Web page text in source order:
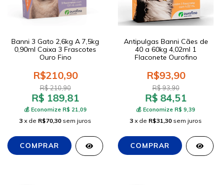
Banni 3 Gato 2,6kg A 7,5kg
0,90ml Caixa 3 Frascotes
Ouro Fino
R$210,90
R$ 210,90
R$ 189,81
💰 Economize R$ 21,09
3 x de R$70,30 sem juros
Antipulgas Banni Cães de
40 a 60kg 4,02ml 1
Flaconete Ourofino
R$93,90
R$ 93,90
R$ 84,51
💰 Economize R$ 9,39
3 x de R$31,30 sem juros